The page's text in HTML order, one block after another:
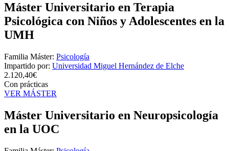
Máster Universitario en Terapia
Psicológica con Niños y Adolescentes en la
UMH
Familia Máster: Psicología
Impartido por: Universidad Miguel Hernández de Elche
2.120,40€
Con prácticas
VER MÁSTER
Máster Universitario en Neuropsicología
en la UOC